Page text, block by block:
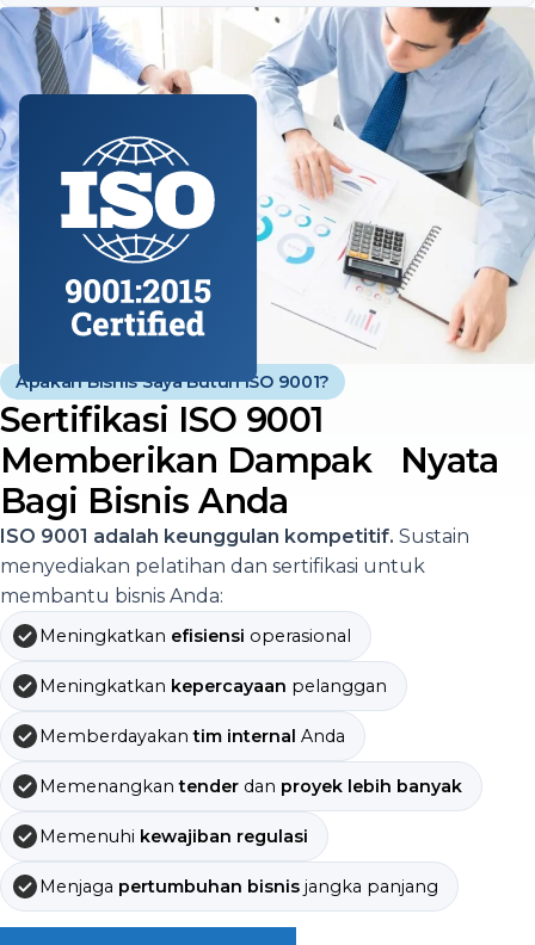
Apakah Bisnis Saya Butuh ISO 9001?
Sertifikasi ISO 9001
Memberikan Dampak Nyata
Bagi Bisnis Anda
ISO 9001 adalah keunggulan kompetitif. Sustain
menyediakan pelatihan dan sertifikasi untuk
membantu bisnis Anda:
Meningkatkan efisiensi operasional
Meningkatkan kepercayaan pelanggan
Memberdayakan tim internal Anda
Memenangkantender dan proyek lebih banyak
Memenuhi kewajiban regulasi
Menjaga pertumbuhan bisnis jangka panjang